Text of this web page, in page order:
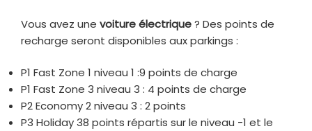
Vous avez une voiture électrique? Des points de
recharge seront disponibles aux parkings :
P1 Fast Zone 1 niveau 1 :9 points de charge
P1 Fast Zone 3 niveau 3 : 4 points de charge
P2 Economy 2 niveau 3 : 2 points
P3 Holiday 38 points répartis sur le niveau -1 et le